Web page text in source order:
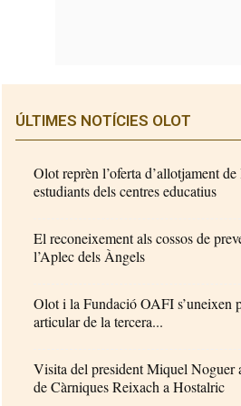
ÚLTIMES NOTÍCIES OLOT
Olot reprèn l’oferta d’allotjament
estudiants dels centres educatius
El reconeixement als cossos de
l’Aplec dels Àngels
Olot i la Fundació OAFI s’uneixen
articular de la tercera...
Visita del president Miquel Noguer
de Càrniques Reixach a Hostalric